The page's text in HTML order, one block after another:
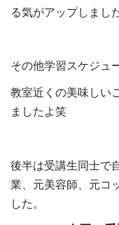
る気がアップしまし
その他学習スケジュ
教室近くの美味しい
ましたよ笑
後半は受講生同士で
業、元美容師、元コ
した。